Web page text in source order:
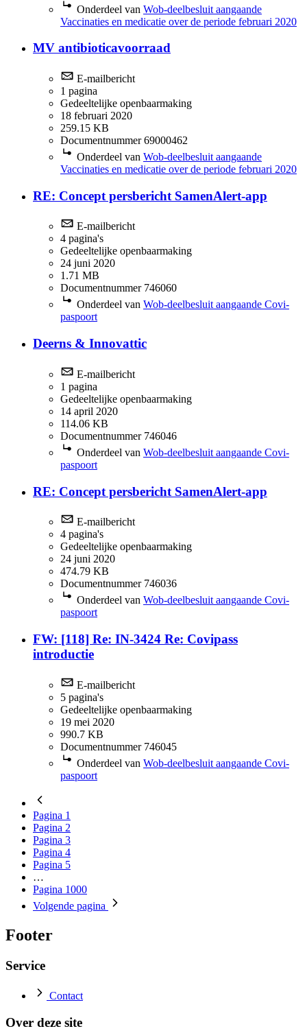
Onderdeel van Wob-deelbesluit aangaande
Vaccinaties en medicatie over de periode februari 2020
MV antibioticavoorraad
E-mailbericht
1 pagina
Gedeeltelijke openbaarmaking
18 februari 2020
259.15 KB
Documentnummer 69000462
Onderdeel van Wob-deelbesluit aangaande
Vaccinaties en medicatie over de periode februari 2020
RE: Concept persbericht SamenAlert-app
E-mailbericht
4 pagina's
Gedeeltelijke openbaarmaking
24 juni 2020
1.71 MB
Documentnummer 746060
Onderdeel van Wob-deelbesluit aangaande Covi-
paspoort
Deerns & Innovattic
E-mailbericht
1 pagina
Gedeeltelijke openbaarmaking
14 april 2020
114.06 KB
Documentnummer 746046
Onderdeel van Wob-deelbesluit aangaande Covi-
paspoort
RE: Concept persbericht SamenAlert-app
E-mailbericht
4 pagina's
Gedeeltelijke openbaarmaking
24 juni 2020
474.79 KB
Documentnummer 746036
Onderdeel van Wob-deelbesluit aangaande Covi-
paspoort
FW: [118] Re: IN-3424 Re: Covipass
introductie
E-mailbericht
5 pagina's
Gedeeltelijke openbaarmaking
19 mei 2020
990.7 KB
Documentnummer 746045
Onderdeel van Wob-deelbesluit aangaande Covi-
paspoort
Pagina 1
Pagina 2
Pagina 3
Pagina 4
Pagina 5
…
Pagina 1000
Volgende pagina
Footer
Service
Contact
Over deze site